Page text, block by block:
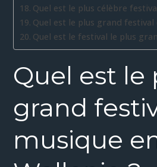
Quel est le plus célèbre
Quel est le plus grand festival
Quel est le festival le plus
Quel est le
grand
musique